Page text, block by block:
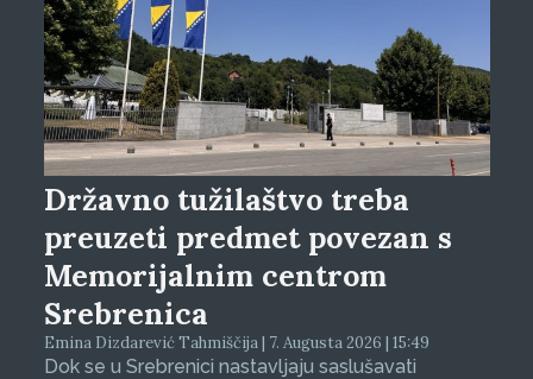
Državno tužilaštvo treba
preuzeti predmet povezan s
Memorijalnim centrom
Srebrenica
Emina Dizdarević Tahmiščija | 7. Augusta 2026 | 15:49
Dok se u Srebrenici nastavljaju saslušavati